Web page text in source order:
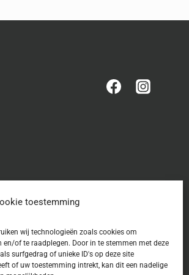
toestemming
wij technologieën zoals cookies om
of te raadplegen. Door in te stemmen met deze
surfgedrag of unieke ID's op deze site
of uw toestemming intrekt, kan dit een nadelige
u op deze site een publicatie van